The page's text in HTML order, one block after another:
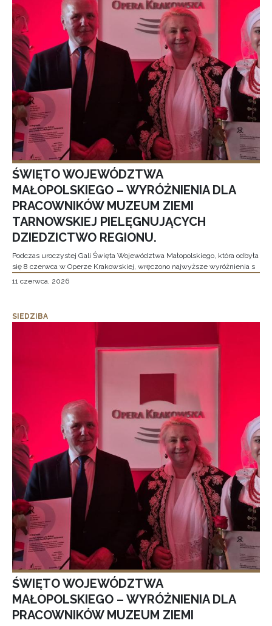
ŚWIĘTO WOJEWÓDZTWA
MAŁOPOLSKIEGO – WYRÓŻNIENIA DLA
PRACOWNIKÓW MUZEUM ZIEMI
TARNOWSKIEJ PIELĘGNUJĄCYCH
DZIEDZICTWO REGIONU.
Podczas uroczystej Gali Święta Województwa Małopolskiego, która odbyła
się 8 czerwca w Operze Krakowskiej, wręczono najwyższe wyróżnienia s
11 czerwca, 2026
SIEDZIBA
ŚWIĘTO WOJEWÓDZTWA
MAŁOPOLSKIEGO – WYRÓŻNIENIA DLA
PRACOWNIKÓW MUZEUM ZIEMI